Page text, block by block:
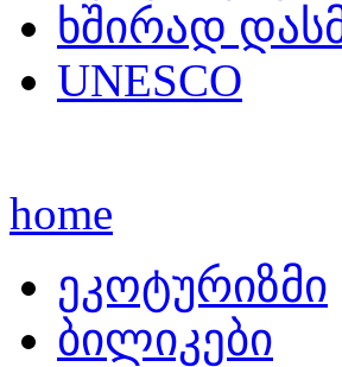
ხშირად
UNESCO
home
ეკოტურიზმი
ბილიკები